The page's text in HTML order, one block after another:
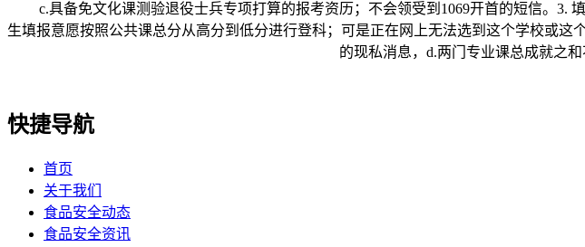
c.具备免文化课测验退役士兵专项打算的报考资历；不会领受到1069开首的短信。3.
生填报意愿按照公共课总分从高分到低分进行登科；可是正在网上无法选到这个学校或
的现私消息，d.两门专业课总成就之
快捷导航
首页
关于我们
食品安全动态
食品安全资讯